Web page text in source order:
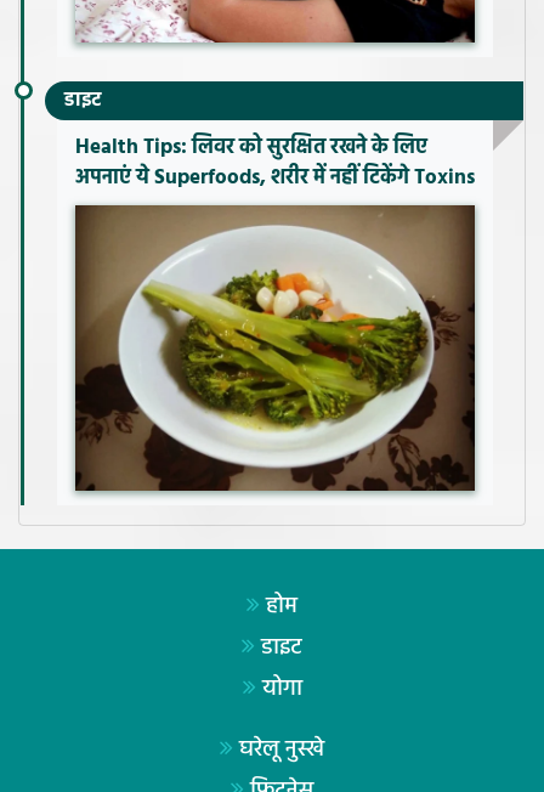
डाइट
Health Tips: लिवर को सुरक्षित रखने के लिए
अपनाएं ये Superfoods, शरीर में नहीं टिकेंगे Toxins
होम
डाइट
योगा
घरेलू नुस्खे